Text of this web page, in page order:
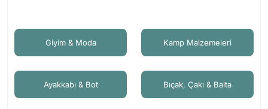
Giyim & Moda Kamp Malzemeleri
Ayakkabı & Bot Bıçak, Çakı & Balta